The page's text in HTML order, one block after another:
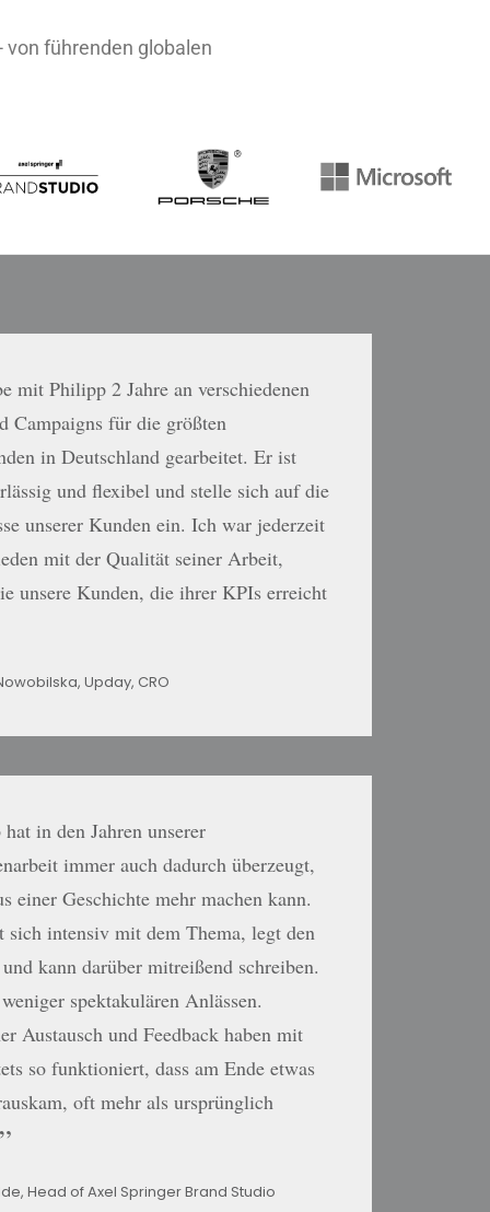
führenden globalen
mit Philipp 2 Jahre an verschiedenen
Campaigns für die größten
in Deutschland gearbeitet. Er ist
und flexibel und stelle sich auf die
unserer Kunden ein. Ich war jederzeit
mit der Qualität seiner Arbeit,
unsere Kunden, die ihrer KPIs erreicht
Upday, CRO
in den Jahren unserer
immer auch dadurch überzeugt,
einer Geschichte mehr machen kann.
sich intensiv mit dem Thema, legt den
kann darüber mitreißend schreiben.
spektakulären Anlässen.
Austausch und Feedback haben mit
so funktioniert, dass am Ende etwas
oft mehr als ursprünglich
Head of Axel Springer Brand Studio